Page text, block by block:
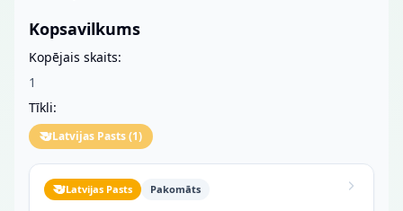
Kopsavilkums
Kopējais skaits:
1
Tīkli:
Latvijas Pasts(1)
Latvijas Pasts Pakomāts